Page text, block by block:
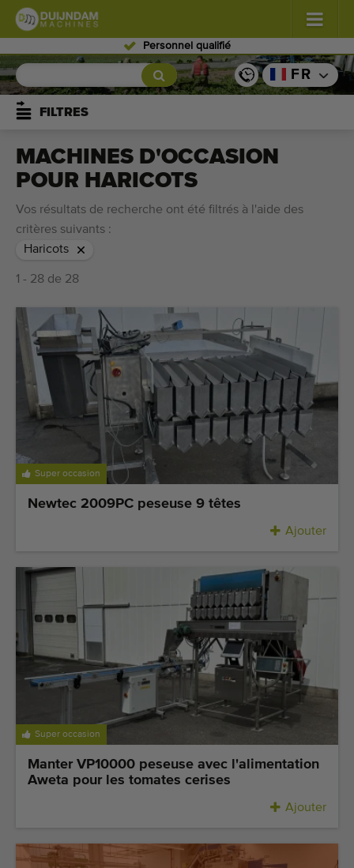
Personnel qualifié
Fleurs et plantes (587)
Légumes de plein champ
Légumes de serre (350)
Fruits (336)
Convoyeurs
Vendre vos machines!
Dernières machines consultées
Dernières machines arrivées
Alertes Machines
Importez une machine
Machines
Contact
Équipement de qualité
Personnel qualifié
Livraison dans le monde entier
FR
FILTRES
MACHINES D'OCCASION
POUR HARICOTS
Vos résultats de recherche ont été filtrés à l'aide des
critères suivants :
Haricots
1 - 28 de 28
Super occasion
Newtec 2009PC peseuse 9 têtes
Ajouter
Super occasion
Manter VP10000 peseuse avec l'alimentation
Aweta pour les tomates cerises
Ajouter